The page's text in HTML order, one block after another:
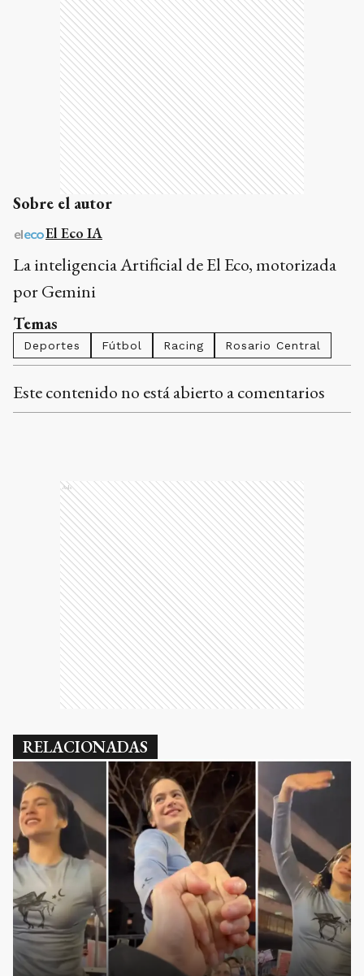
Sobre el autor
El Eco IA
La inteligencia Artificial de El Eco, motorizada
por Gemini
Temas
Deportes Fútbol Racing Rosario Central
Este contenido no está abierto a comentarios
Ads
RELACIONADAS